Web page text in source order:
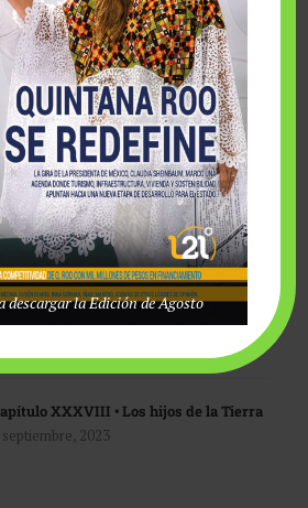
• Fundación Comparte Desarrollo
Sustentable, A. C.
2024
Capítulo XL • Soluciones
1 diciembre, 2023
XXXIX • El desarrollo de la
2023
XXXVIII • Los hijos de la Tierra
septiembre, 2023
descargar la Edición de Agosto